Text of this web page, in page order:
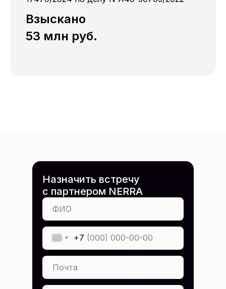
Взыскано
53 млн руб.
Назначить встречу
с партнером NERRA
ФИО
+7
Почта